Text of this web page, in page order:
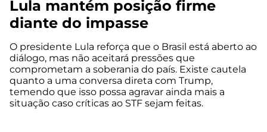
Lula mantém posição firme
diante do impasse
O presidente Lula reforça que o Brasil está aberto ao
diálogo, mas não aceitará pressões que
comprometam a soberania do país. Existe cautela
quanto a uma conversa direta com Trump,
temendo que isso possa agravar ainda mais a
situação caso críticas ao STF sejam feitas.